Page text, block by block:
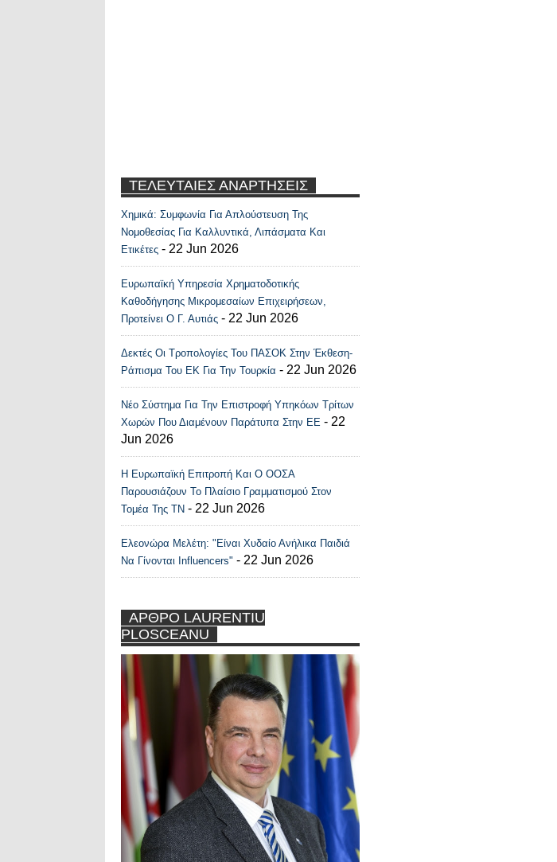
ΤΕΛΕΥΤΑΙΕΣ ΑΝΑΡΤΗΣΕΙΣ
Recent Posts Widget
Χημικά: Συμφωνία Για Απλούστευση Της
Νομοθεσίας Για Καλλυντικά, Λιπάσματα Και
Ετικέτες - 22 Jun 2026
Ευρωπαϊκή Υπηρεσία Χρηματοδοτικής
Καθοδήγησης Μικρομεσαίων Επιχειρήσεων,
Προτείνει Ο Γ. Αυτιάς - 22 Jun 2026
Δεκτές Οι Τροπολογίες Του ΠΑΣΟΚ Στην Έκθεση-
Ράπισμα Του ΕΚ Για Την Τουρκία - 22 Jun 2026
Νέο Σύστημα Για Την Επιστροφή Υπηκόων Τρίτων
Χωρών Που Διαμένουν Παράτυπα Στην ΕΕ - 22
Jun 2026
Η Ευρωπαϊκή Επιτροπή Και Ο ΟΟΣΑ
Παρουσιάζουν Το Πλαίσιο Γραμματισμού Στον
Τομέα Της ΤΝ - 22 Jun 2026
Ελεονώρα Μελέτη: "Είναι Χυδαίο Ανήλικα Παιδιά
Να Γίνονται Influencers" - 22 Jun 2026
ΑΡΘΡΟ LAURENTIU
PLOSCEANU